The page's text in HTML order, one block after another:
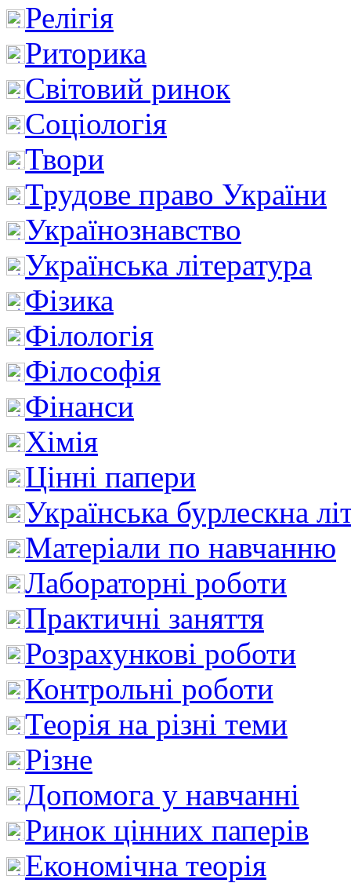
Релігія
Риторика
Світовий ринок
Соціологія
Твори
Трудове право України
Українознавство
Українська література
Фізика
Філологія
Філософія
Фінанси
Хімія
Цінні папери
Українська бурлескна
Матеріали по навчанню
Лабораторні роботи
Практичні заняття
Розрахункові роботи
Контрольні роботи
Теорія на різні теми
Різне
Допомога у навчанні
Ринок цінних паперів
Економічна теорія